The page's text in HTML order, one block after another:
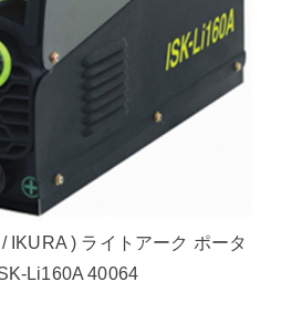
IKURA ) ライトアーク ポータ
Li160A 40064